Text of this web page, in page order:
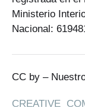
Ministerio
Nacional:
CC by –
CREATIVE